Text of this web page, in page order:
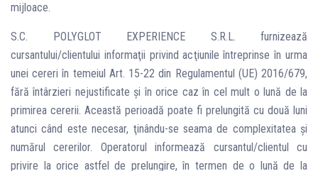
mijloace.
S.C. POLYGLOT EXPERIENCE S.R.L. furnizează
cursantului/clientului informaţii privind acţiunile întreprinse în urma
unei cereri în temeiul Art. 15-22 din Regulamentul (UE) 2016/679,
fără întârzieri nejustificate şi în orice caz în cel mult o lună de la
primirea cererii. Această perioadă poate fi prelungită cu două luni
atunci când este necesar, ţinându-se seama de complexitatea şi
numărul cererilor. Operatorul informează cursantul/clientul cu
privire la orice astfel de prelungire, în termen de o lună de la